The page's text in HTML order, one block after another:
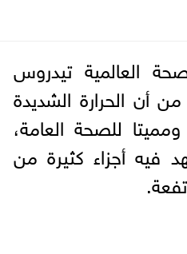
العالمية تيدروس
أن الحرارة الشديدة
للصحة العامة،
فيه أجزاء كثيرة من